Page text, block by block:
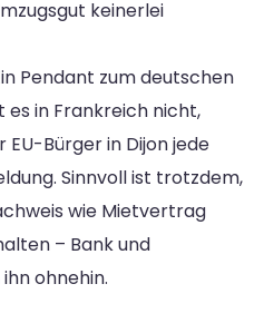
keinerlei
Pendant zum deutschen
in Frankreich nicht,
Bürger in Dijon jede
Sinnvoll ist trotzdem,
wie Mietvertrag
– Bank und
ohnehin.